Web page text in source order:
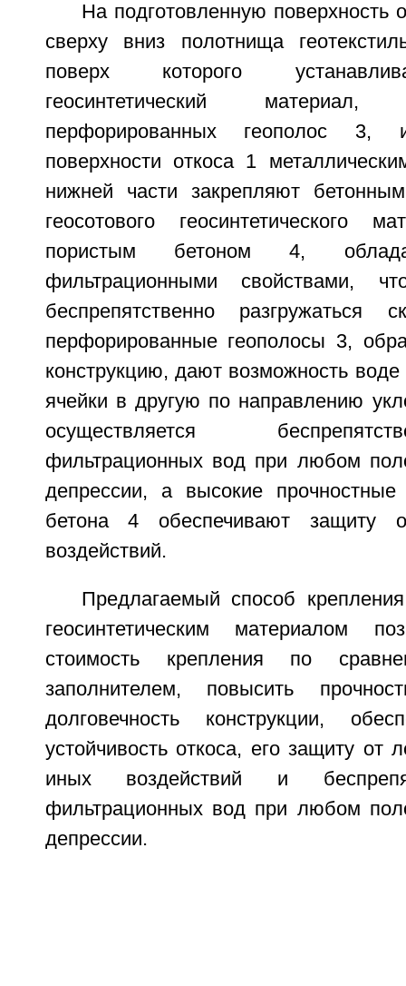
На подготовленную поверхность
сверху вниз полотнища
поверх которого
геосинтетический
перфорированных геополос 3,
поверхности откоса 1
нижней части закрепляют
геосотового геосинтетического
пористым бетоном 4,
фильтрационными свойствами,
беспрепятственно разгружаться
перфорированные геополосы 3,
конструкцию, дают возможность воде
ячейки в другую по направлению
осуществляется
фильтрационных вод при любом
депрессии, а высокие прочностные
бетона 4 обеспечивают защиту
воздействий.
Предлагаемый способ
геосинтетическим материалом
стоимость крепления по
заполнителем, повысить
долговечность конструкции,
устойчивость откоса, его защиту от
иных воздействий и
фильтрационных вод при любом
депрессии.